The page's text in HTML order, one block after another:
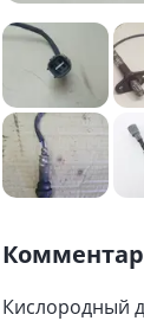
Кислородный